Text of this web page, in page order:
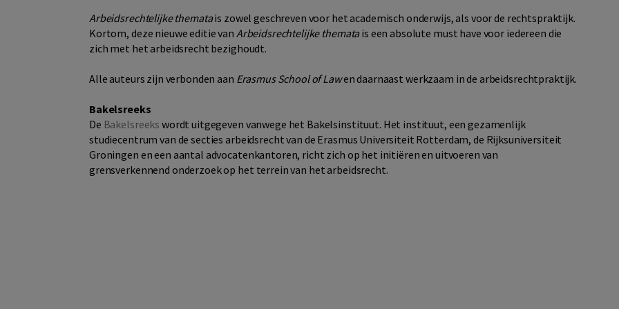
Arbeidsrechtelijke thematais zowel geschreven voor het academisch onderwijs, als voor de rechtspraktijk.
Kortom, deze nieuwe editie van Arbeidsrechtelijke thematais een absolute must have voor iedereen die
zich met het arbeidsrecht bezighoudt.
Alle auteurs zijn verbonden aan Erasmus School of Lawen daarnaast werkzaam in de arbeidsrechtpraktijk.
Bakelsreeks
De Bakelsreeks wordt uitgegeven vanwege het Bakelsinstituut. Het instituut, een gezamenlijk
studiecentrum van de secties arbeidsrecht van de Erasmus Universiteit Rotterdam, de Rijksuniversiteit
Groningen en een aantal advocatenkantoren, richt zich op het initiëren en uitvoeren van
grensverkennend onderzoek op het terrein van het arbeidsrecht.